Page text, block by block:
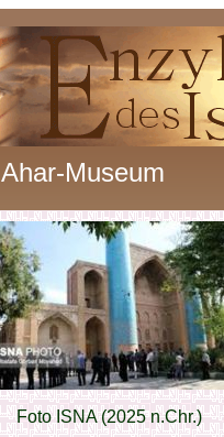
Ahar-Museum
Foto ISNA (2025 n.Chr.)